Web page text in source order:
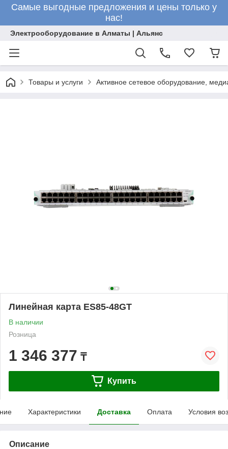
Самые выгодные предложения и цены только у
нас!
Электрооборудование в Алматы | Альянс
Товары и услуги Активное сетевое оборудование,
Линейная карта ES85-48GT
В наличии
Розница
1 346 377 ₸
Купить
Характеристики Доставка Оплата Условия
Описание